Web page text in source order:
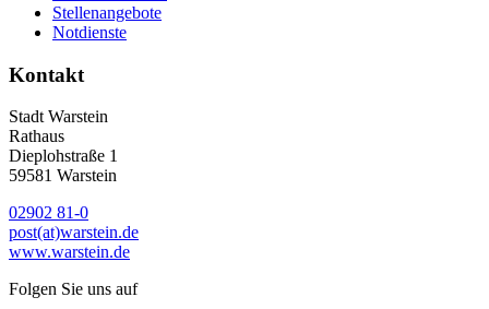
Stellenangebote
Notdienste
Kontakt
Stadt Warstein
Rathaus
Dieplohstraße 1
59581 Warstein
02902 81-0
post(at)warstein.de
www.warstein.de
Folgen Sie uns auf